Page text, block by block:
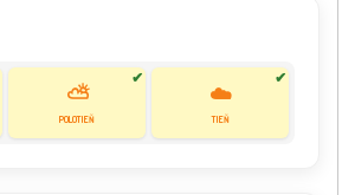
✔
⛅
POLOTIEŇ
✔
☁️
TIEŇ